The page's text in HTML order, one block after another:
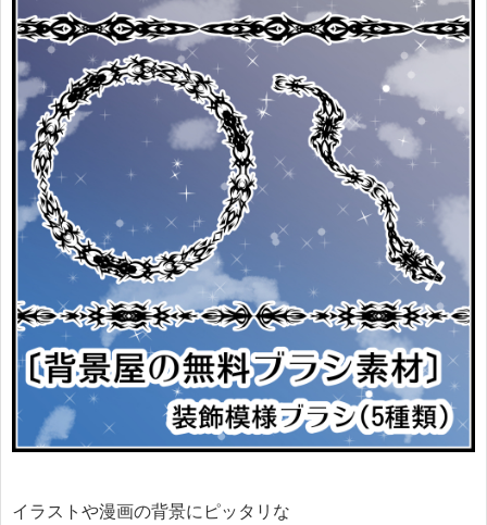
イラストや漫画の背景にピッタリな